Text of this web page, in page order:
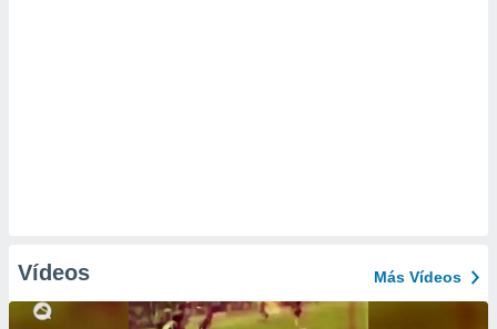
Vídeos Más Vídeos